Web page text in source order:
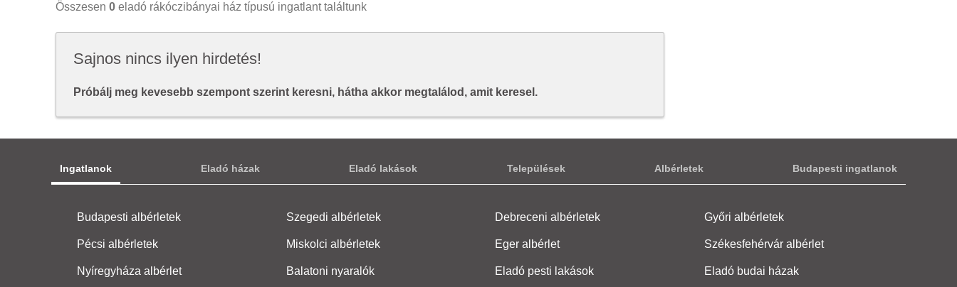
Összesen 0 eladó rákóczibányai ház típusú ingatlant találtunk
Sajnos nincs ilyen hirdetés!
Próbálj meg kevesebb szempont szerint keresni, hátha akkor megtalálod, amit keresel.
Ingatlanok Eladó házak Eladó lakások Települések Albérletek Budapesti ingatlanok
Budapesti albérletek Szegedi albérletek Debreceni albérletek Győri albérletek
Pécsi albérletek Miskolci albérletek Eger albérlet Székesfehérvár albérlet
Nyíregyháza albérlet Balatoni nyaralók Eladó pesti lakások Eladó budai házak